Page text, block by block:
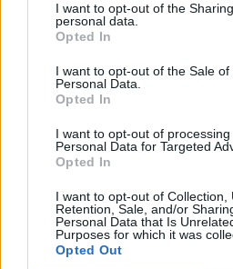
I want to opt-out of the
personal data.
Opted In
I want to opt-out of the Sale of
Personal Data.
Opted In
I want to opt-out of processing
Personal Data for Targeted
Opted In
I want to opt-out of Collection,
Retention, Sale, and/or
Personal Data that Is
Purposes for which it was
Opted Out
βάρος των εθνικών συμφερόντων.
υπουργός θα είχαμε διπλωματική
χώρα να επιστρέψει στη
και όχι την πολιτική του
Για την τοποθέτηση του
Κοντιάδηγια την εξέλιξη στη
Τα κόμματα είναι
Ξενοφώντας Κοντιάδης δεν είναι
στις ευρωεκλογές συνεργάστηκε
ότι το καταστατικό του ΣΥΡΙΖΑ δεν